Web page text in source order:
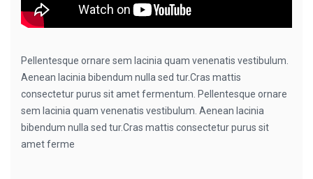
Pellentesque ornare sem lacinia quam venenatis vestibulum.
Aenean lacinia bibendum nulla sed tur.Cras mattis
consectetur purus sit amet fermentum. Pellentesque ornare
sem lacinia quam venenatis vestibulum. Aenean lacinia
bibendum nulla sed tur.Cras mattis consectetur purus sit
amet ferme